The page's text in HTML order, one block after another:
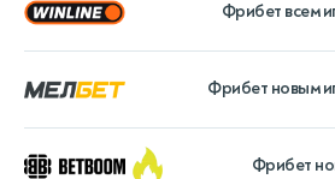
Фрибет всем
Фрибет новым
Фрибет